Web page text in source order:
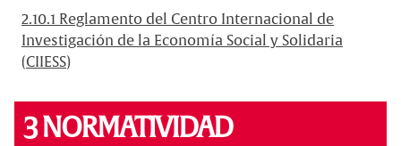
2.10.1 Reglamento del Centro Internacional de
Investigación de la Economía Social y Solidaria
(CIIESS)
3 NORMATIVIDAD